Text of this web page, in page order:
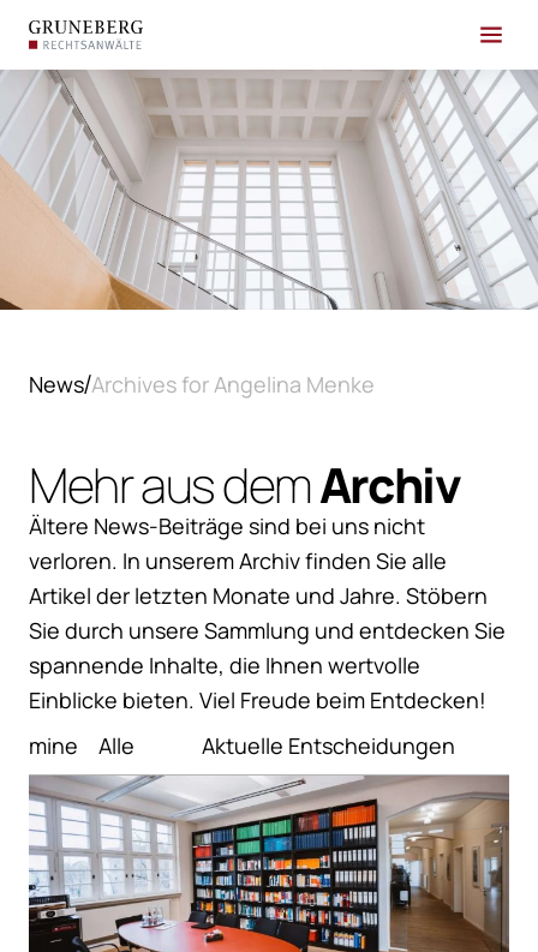
News Archives for Angelina Menke
Mehr aus demArchiv
Ältere News-Beiträge sind bei uns nicht
verloren. In unserem Archiv finden Sie alle
Artikel der letzten Monate und Jahre. Stöbern
Sie durch unsere Sammlung und entdecken Sie
spannende Inhalte, die Ihnen wertvolle
Einblicke bieten. Viel Freude beim Entdecken!
Alle
Aktuelle Entscheidungen